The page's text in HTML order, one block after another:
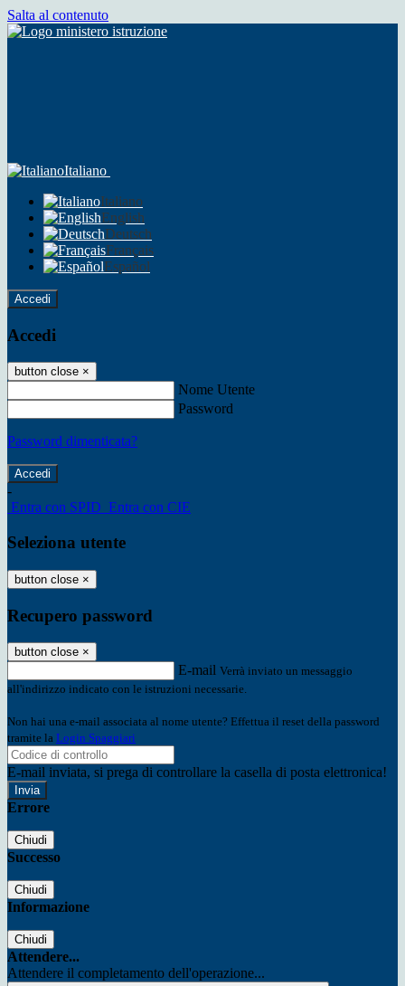
Salta al contenuto
Italiano
Italiano
English
Deutsch
Français
Español
Accedi
Accedi
button close ×
Nome Utente
Password
Password dimenticata?
-
Entra con SPID Entra con CIE
Seleziona utente
button close ×
Recupero password
button close ×
E-mail Verrà inviato un messaggio
all'indirizzo indicato con le istruzioni necessarie.
Non hai una e-mail associata al nome utente? Effettua il reset della password
tramite la Login Spaggiari
E-mail inviata, si prega di controllare la casella di posta elettronica!
Errore
Chiudi
Successo
Chiudi
Informazione
Chiudi
Attendere...
Attendere il completamento dell'operazione...